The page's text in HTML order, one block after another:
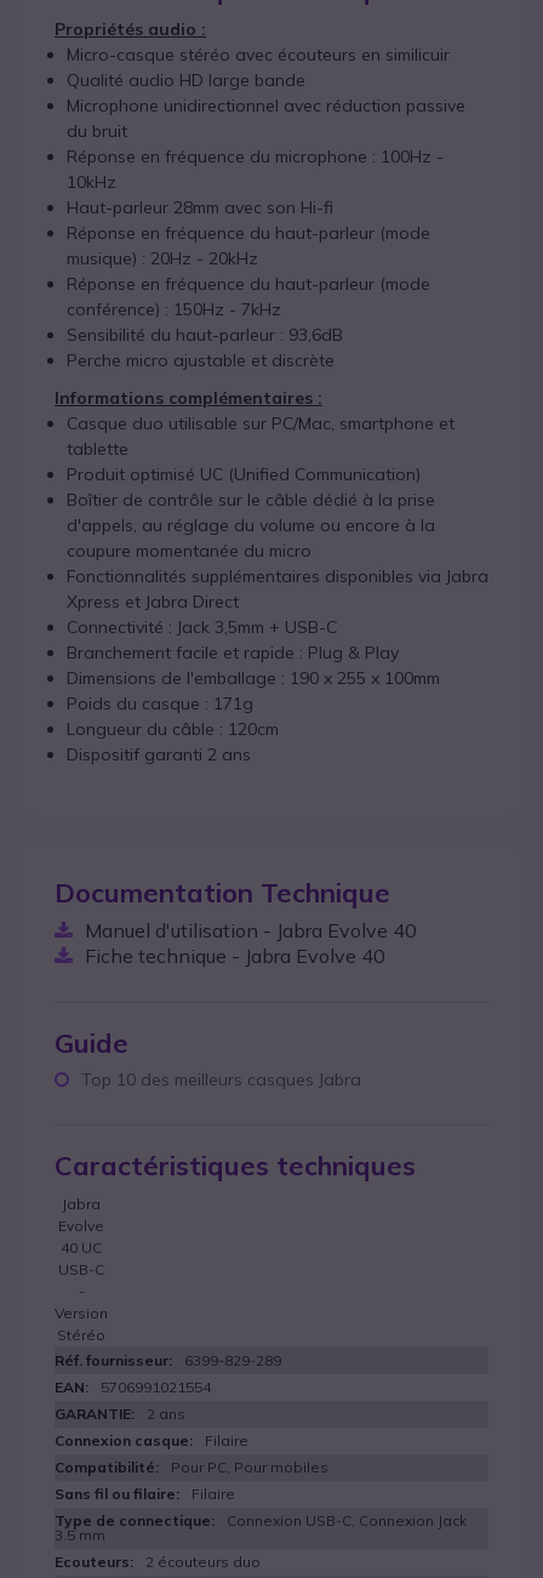
Propriétés audio :
Micro-casque stéréo avec écouteurs en similicuir
Qualité audio HD large bande
Microphone unidirectionnel avec réduction passive
du bruit
Réponse en fréquence du microphone : 100Hz -
10kHz
Haut-parleur 28mm avec son Hi-fi
Réponse en fréquence du haut-parleur (mode
musique) : 20Hz - 20kHz
Réponse en fréquence du haut-parleur (mode
conférence) : 150Hz - 7kHz
Sensibilité du haut-parleur : 93,6dB
Perche micro ajustable et discrète
Informations complémentaires :
Casque duo utilisable sur PC/Mac, smartphone et
tablette
Produit optimisé UC (Unified Communication)
Boîtier de contrôle sur le câble dédié à la prise
d'appels, au réglage du volume ou encore à la
coupure momentanée du micro
Fonctionnalités supplémentaires disponibles via Jabra
Xpress et Jabra Direct
Connectivité : Jack 3,5mm + USB-C
Branchement facile et rapide : Plug & Play
Dimensions de l'emballage : 190 x 255 x 100mm
Poids du casque : 171g
Longueur du câble : 120cm
Dispositif garanti 2 ans
Documentation Technique
Manuel d'utilisation - Jabra Evolve 40
Fiche technique - Jabra Evolve 40
Guide
Top 10 des meilleurs casques Jabra
Caractéristiques techniques
Jabra
Evolve
40 UC
USB-C
-
Version
Stéréo
6399-829-289
5706991021554
2 ans
Filaire
Pour PC, Pour mobiles
Filaire
Connexion USB-C, Connexion Jack
3.5 mm
2 écouteurs duo